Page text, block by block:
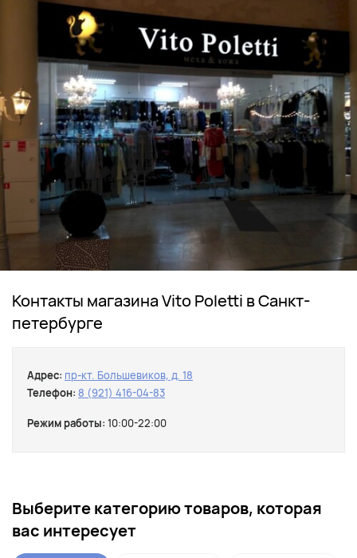
Контакты магазина Vito Poletti в Санкт-
петербурге
Адрес: пр-кт. Большевиков, д. 18
Телефон: 8 (921) 416-04-83
Режим работы: 10:00-22:00
Выберите категорию товаров, которая
вас интересует